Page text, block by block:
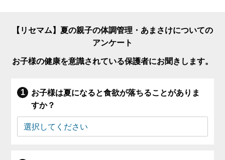
【リセマム】夏の親子の体調管理・あまさけについての
アンケート
お子様の健康を意識されている保護者にお聞きします。
お子様は夏になると食欲が落ちることがありま
すか？